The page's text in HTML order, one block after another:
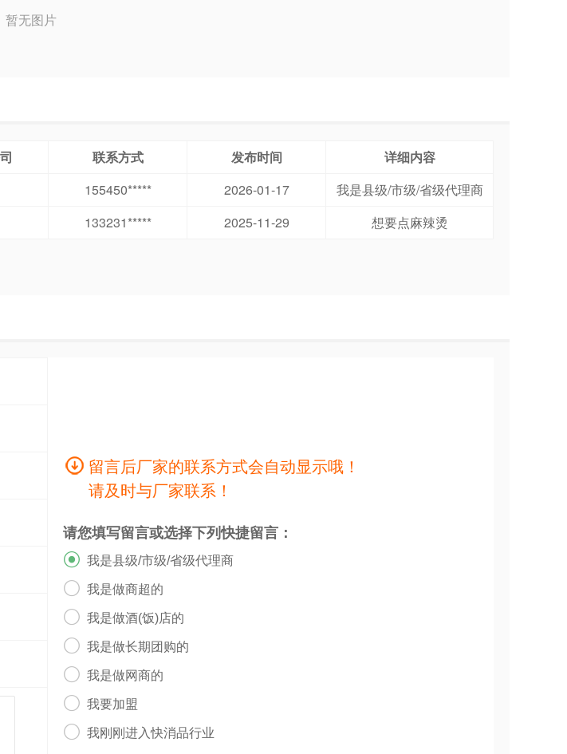
暂无图片
联系方式 发布时间
详细内容
155450***** 2026-01-17
我是县级/市级/省级代理商
133231***** 2025-11-29 想要点麻辣烫
留言后厂家的联系方式会自动显示哦！
请及时与厂家联系！
请您填写留言或选择下列快捷留言：
 我是县级/市级/省级代理商
 我是做商超的
 我是做酒(饭)店的
 我是做长期团购的
 我是做网商的
 我要加盟
 我刚刚进入快消品行业